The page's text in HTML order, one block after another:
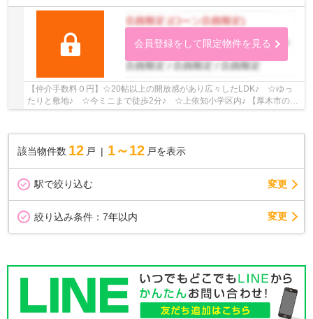
会員登録をして限定物件を見る
【仲介手数料０円】☆20帖以上の開放感があり広々したLDK♪ ☆ゆっ
たりと敷地♪ ☆今ミニまで徒歩2分♪ ☆上依知小学区内♪ 【厚木市の新
築一戸建てのことならリビングボイスにお任せ下さい...
該当物件数 12 戸 1～12 戸を表示
駅で絞り込む 変更
絞り込み条件： 7年以内 変更